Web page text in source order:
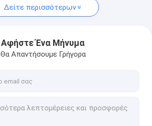
Δείτε περισσότερων
Αφήστε Ένα Μήνυμα
Θα Απαντήσουμε Γρήγορα